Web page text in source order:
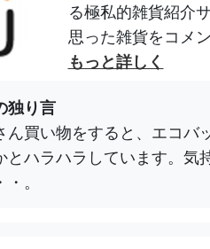
る極私的雑貨紹介
思った雑貨をコメ
もっと詳しく
独り言
ん買い物をすると、エコバ
とハラハラしています。気
。